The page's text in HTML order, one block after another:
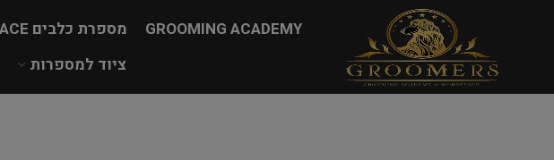
GROOMING ACADEMY מספרת כלבים WORK SPACE
ציוד למספרות